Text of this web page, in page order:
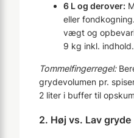
6 L og derover:
eller
vægt og
9 kg inkl. indhold.
Tommel­finger­regel:
grydevolumen pr.
2 liter i buffer til
2. Høj vs. Lav gryde